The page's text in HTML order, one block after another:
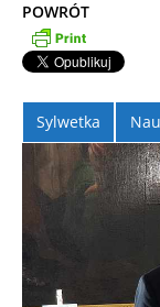
POWRÓT
Sylwetka